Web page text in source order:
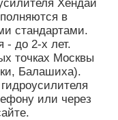
Хендай
в
стандартами.
- до 2-х лет.
точках Москвы
Балашиха).
или через